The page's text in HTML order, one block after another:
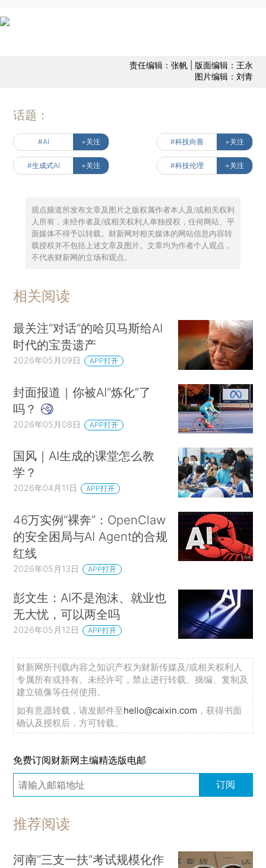
责任编辑：张帆 | 版面编辑：王永
图片编辑：刘青
话题：
#AI +关注 #科技向善 +关注
#生成式AI +关注 #科技伦理 +关注
观点频道所发布文章及图片之版权属作者本人及/或相关权利
人所有，未经作者及/或相关权利人单独授权，任何网站、平
面媒体不得予以转载。财新网对相关媒体的网站信息内容转
载授权并不包括上述文章及图片。文章均为作者个人观点，
不代表财新网的立场和观点。
相关阅读
最关注“对话”的哈贝马斯给AI
时代的宝贵遗产
2026年05月09日 APP打开
封面报道｜你被AI“炼化”了
吗？
2026年05月08日 APP打开
国风｜AI生成的课堂怎么教
学？
2026年04月11日 APP打开
46万实例“裸奔”：OpenClaw
的安全困局与AI Agent的合规
红线
2026年05月13日 APP打开
彭文生：AI不是泡沫、就业也
无大忧，可以两全吗
2026年05月12日 APP打开
财新网所刊载内容之知识产权为财新传媒及/或相关权利人
专属所有或持有。未经许可，禁止进行转载、摘编、复制及
建立镜像等任何使用。
如有意愿转载，请发邮件至hello@caixin.com ，获得书面
确认及授权后，方可转载。
免费订阅财新网主编精选版电邮
订阅
推荐阅读
河南“三支一扶”考试规模化作